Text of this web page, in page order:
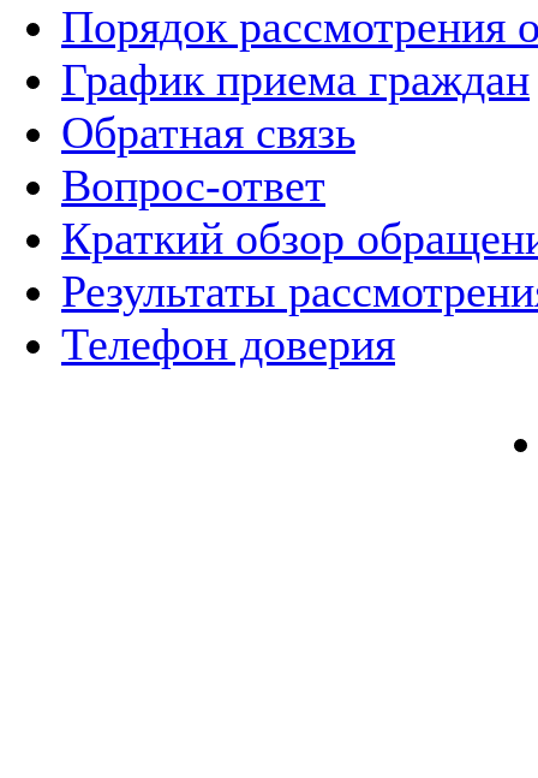
Порядок рассмотрения
График приема граждан
Обратная связь
Вопрос-ответ
Краткий обзор
Результаты
Телефон доверия